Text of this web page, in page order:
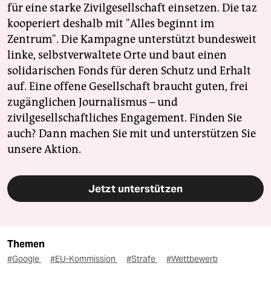
für eine starke Zivilgesellschaft einsetzen. Die taz
kooperiert deshalb mit "Alles beginnt im
Zentrum". Die Kampagne unterstützt bundesweit
linke, selbstverwaltete Orte und baut einen
solidarischen Fonds für deren Schutz und Erhalt
auf. Eine offene Gesellschaft braucht guten, frei
zugänglichen Journalismus – und
zivilgesellschaftliches Engagement. Finden Sie
auch? Dann machen Sie mit und unterstützen Sie
unsere Aktion.
Jetzt unterstützen
Themen
#Google #EU-Kommission #Strafe #Wettbewerb